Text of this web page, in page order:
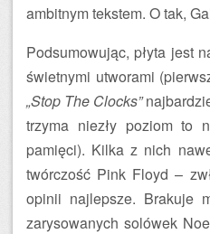
ambitnym tekstem. O tak,
Podsumowując, płyta jest
świetnymi utworami
„Stop The Clocks”
trzyma niezły poziom to
pamięci). Kilka z nich
twórczość Pink Floyd –
opinii najlepsze. Brakuje
zarysowanych solówek